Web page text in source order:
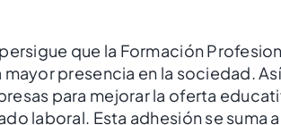
que la Formación
mayor presencia en la sociedad.
para mejorar la oferta
laboral. Esta adhesión se suma a